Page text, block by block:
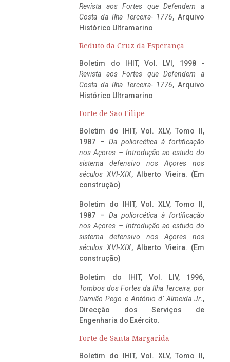
Revista aos Fortes que Defendem a
Costa da Ilha Terceira- 1776, Arquivo
Histórico Ultramarino
Reduto da Cruz da Esperança
Boletim do IHIT, Vol. LVI, 1998 -
Revista aos Fortes que Defendem a
Costa da Ilha Terceira- 1776, Arquivo
Histórico Ultramarino
Forte de São Filipe
Boletim do IHIT, Vol. XLV, Tomo II,
1987 – Da poliorcética à fortificação
nos Açores – Introdução ao estudo do
sistema defensivo nos Açores nos
séculos XVI-XIX, Alberto Vieira. (Em
construção)
Boletim do IHIT, Vol. XLV, Tomo II,
1987 – Da poliorcética à fortificação
nos Açores – Introdução ao estudo do
sistema defensivo nos Açores nos
séculos XVI-XIX, Alberto Vieira. (Em
construção)
Boletim do IHIT, Vol. LIV, 1996,
Tombos dos Fortes da Ilha Terceira, por
Damião Pego e António d’ Almeida Jr.,
Direcção dos Serviços de
Engenharia do Exército.
Forte de Santa Margarida
Boletim do IHIT, Vol. XLV, Tomo II,